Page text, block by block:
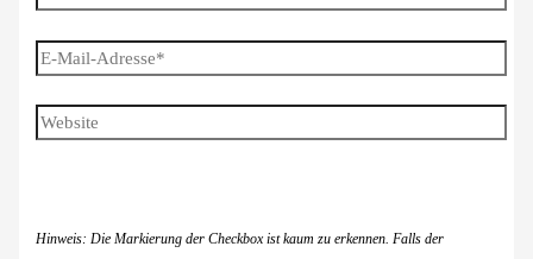
E-
Mail-
Adresse*
Website
Hinweis: Die Markierung der Checkbox ist kaum zu erkennen. Falls der